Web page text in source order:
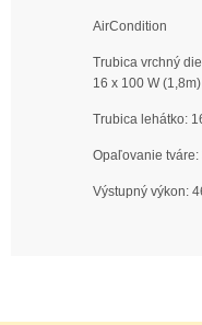
AirCondition
Trubica vrchný
16 x 100 W (1,8m)
Trubica lehátko:
Opaľovanie tváre:
Výstupný výkon: